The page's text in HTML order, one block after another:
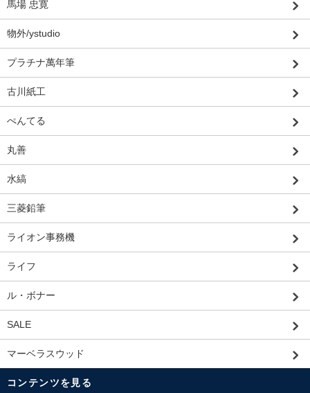
馬場 忠寛
物外/ystudio
プラチナ萬年筆
古川紙工
ぺんてる
丸善
水縞
三菱鉛筆
ライオン事務機
ライフ
ル・ボナー
SALE
マーベラスウッド
コンテンツを見る